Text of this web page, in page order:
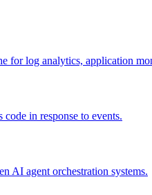
for log analytics, application
code in response to events.
AI agent orchestration systems.